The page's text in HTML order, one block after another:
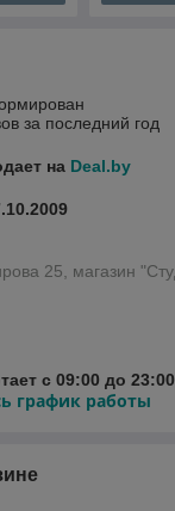
за последний год
на Deal.by
25, магазин
с 09:00 до 23:00
график работы